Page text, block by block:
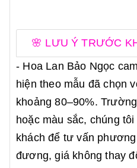
🌸 LƯU Ý TRƯỚC
- Hoa Lan Bảo Ngọc
hiện theo mẫu đã chọn
khoảng 80–90%.
hoặc màu sắc, chúng
khách để tư vấn
đương, giá không thay